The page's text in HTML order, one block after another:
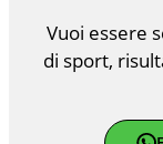
Vuoi essere
di sport,